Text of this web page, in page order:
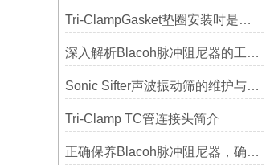
Tri-ClampGasket垫圈安装时是否需要涂抹润滑剂或密封脂？
深入解析Blacoh脉冲阻尼器的工作原理与应用
Sonic Sifter声波振动筛的维护与保养指南
Tri-Clamp TC管连接头简介
正确保养Blacoh脉冲阻尼器，确保长期稳定运行